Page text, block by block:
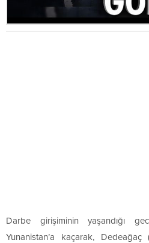
Darbe girişiminin yaşandığı
Yunanistan’a kaçarak, Dedeağaç